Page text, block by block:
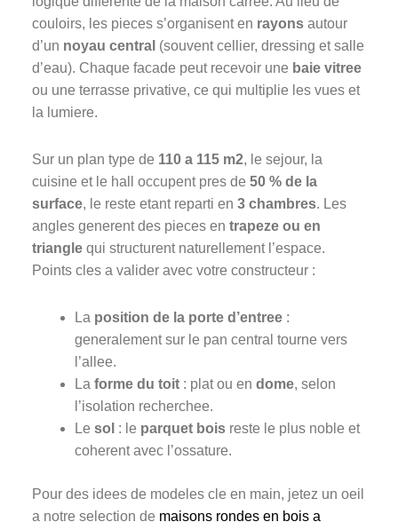
couloirs, les pieces s’organisent en rayons autour
d’un noyau central (souvent cellier, dressing et salle
d’eau). Chaque facade peut recevoir une baie vitree
ou une terrasse privative, ce qui multiplie les vues et
la lumiere.
Sur un plan type de 110 a 115 m2, le sejour, la
cuisine et le hall occupent pres de 50 % de la
surface, le reste etant reparti en 3 chambres. Les
angles generent des pieces en trapeze ou en
triangle qui structurent naturellement l’espace.
Points cles a valider avec votre constructeur :
La position de la porte d’entree :
generalement sur le pan central tourne vers
l’allee.
La forme du toit : plat ou en dome, selon
l’isolation recherchee.
Le sol : le parquet bois reste le plus noble et
coherent avec l’ossature.
Pour des idees de modeles cle en main, jetez un oeil
a notre selection de maisons rondes en bois a